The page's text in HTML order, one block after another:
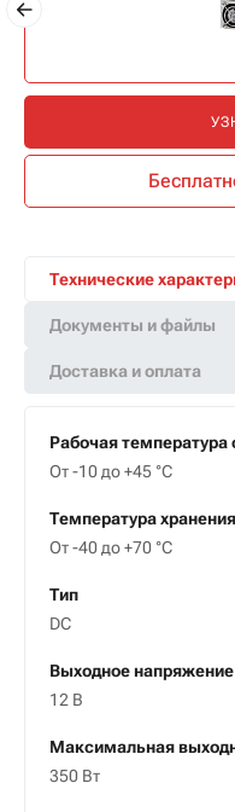
Технические
Документы и файлы
Доставка и оплата
Рабочая
От -10 до +45 °С
Температура хранения
От -40 до +70 °С
Тип
DC
Выходное напряжение
12 В
Максимальная
350 Вт